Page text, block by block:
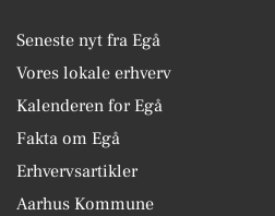
Seneste nyt fra Egå
Vores lokale erhverv
Kalenderen for Egå
Fakta om Egå
Erhvervsartikler
Aarhus Kommune